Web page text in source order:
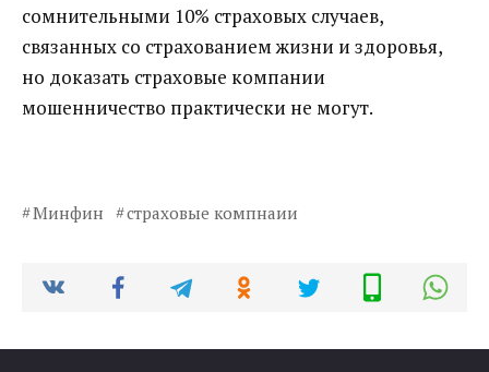
сомнительными 10% страховых случаев,
связанных со страхованием жизни и здоровья,
но доказать страховые компании
мошенничество практически не могут.
Минфин страховые компнаии